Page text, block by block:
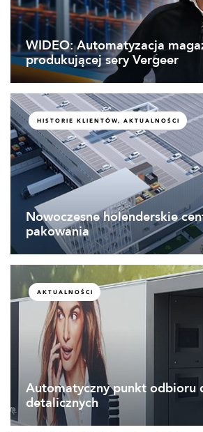
WIDEO: Automatyzacja
produkującej sery Vergeer
HISTORIE KLIENTÓW, AKTUALNOŚCI
Nowoczesne holenderskie
pakowania
AKTUALNOŚCI
Automatyczny punkt odbioru
detalicznych